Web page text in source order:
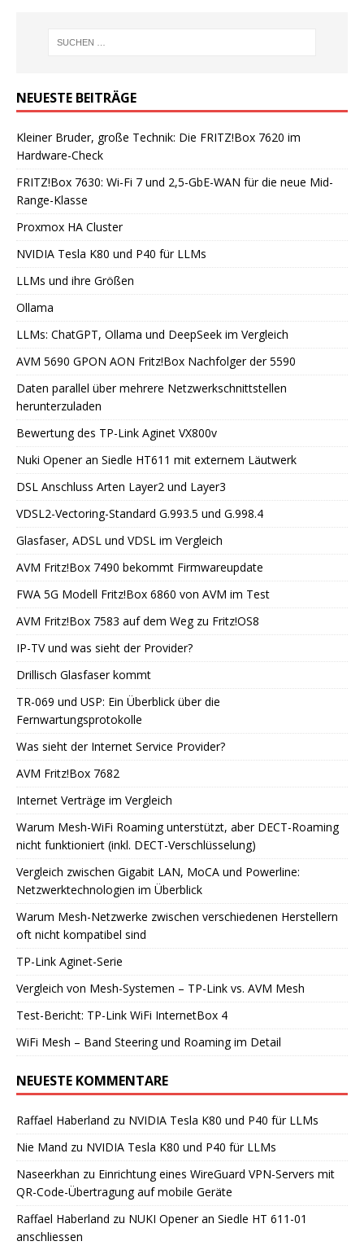
NEUESTE BEITRÄGE
Kleiner Bruder, große Technik: Die FRITZ!Box 7620 im
Hardware-Check
FRITZ!Box 7630: Wi-Fi 7 und 2,5-GbE-WAN für die neue Mid-
Range-Klasse
Proxmox HA Cluster
NVIDIA Tesla K80 und P40 für LLMs
LLMs und ihre Größen
Ollama
LLMs: ChatGPT, Ollama und DeepSeek im Vergleich
AVM 5690 GPON AON Fritz!Box Nachfolger der 5590
Daten parallel über mehrere Netzwerkschnittstellen
herunterzuladen
Bewertung des TP-Link Aginet VX800v
Nuki Opener an Siedle HT611 mit externem Läutwerk
DSL Anschluss Arten Layer2 und Layer3
VDSL2-Vectoring-Standard G.993.5 und G.998.4
Glasfaser, ADSL und VDSL im Vergleich
AVM Fritz!Box 7490 bekommt Firmwareupdate
FWA 5G Modell Fritz!Box 6860 von AVM im Test
AVM Fritz!Box 7583 auf dem Weg zu Fritz!OS8
IP-TV und was sieht der Provider?
Drillisch Glasfaser kommt
TR-069 und USP: Ein Überblick über die
Fernwartungsprotokolle
Was sieht der Internet Service Provider?
AVM Fritz!Box 7682
Internet Verträge im Vergleich
Warum Mesh-WiFi Roaming unterstützt, aber DECT-Roaming
nicht funktioniert (inkl. DECT-Verschlüsselung)
Vergleich zwischen Gigabit LAN, MoCA und Powerline:
Netzwerktechnologien im Überblick
Warum Mesh-Netzwerke zwischen verschiedenen Herstellern
oft nicht kompatibel sind
TP-Link Aginet-Serie
Vergleich von Mesh-Systemen – TP-Link vs. AVM Mesh
Test-Bericht: TP-Link WiFi InternetBox 4
WiFi Mesh – Band Steering und Roaming im Detail
NEUESTE KOMMENTARE
Raffael Haberland zu NVIDIA Tesla K80 und P40 für LLMs
Nie Mand zu NVIDIA Tesla K80 und P40 für LLMs
Naseerkhan zu Einrichtung eines WireGuard VPN-Servers mit
QR-Code-Übertragung auf mobile Geräte
Raffael Haberland zu NUKI Opener an Siedle HT 611-01
anschliessen